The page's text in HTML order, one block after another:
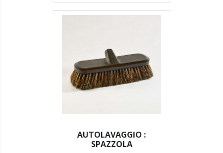
AUTOLAVAGGIO :
SPAZZOLA